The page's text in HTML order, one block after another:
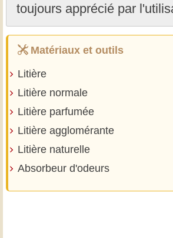
toujours apprécié par
Matériaux et outils
Litière
Litière normale
Litière parfumée
Litière agglomérante
Litière naturelle
Absorbeur d'odeurs